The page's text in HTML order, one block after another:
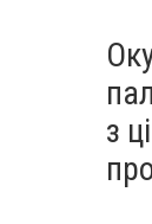
з